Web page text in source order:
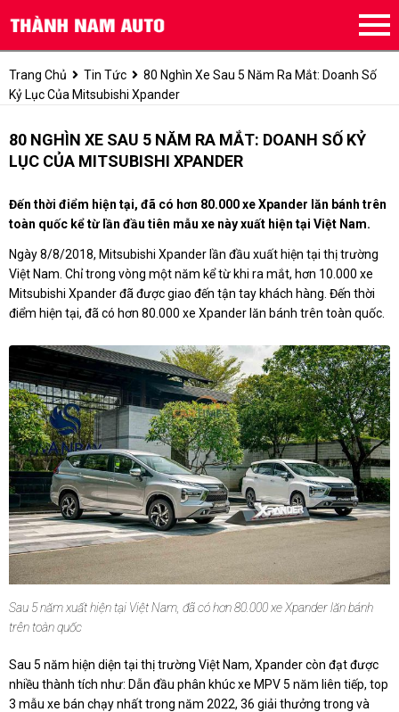
Trang Chủ Tin Tức
80 Nghìn Xe Sau 5 Năm Ra Mắt: Doanh Số
Kỷ Lục Của Mitsubishi Xpander
80 NGHÌN XE SAU 5 NĂM RA MẮT: DOANH SỐ KỶ
LỤC CỦA MITSUBISHI XPANDER
Đến thời điểm hiện tại, đã có hơn 80.000 xe Xpander lăn bánh trên
toàn quốc kể từ lần đầu tiên mẫu xe này xuất hiện tại Việt Nam.
Ngày 8/8/2018, Mitsubishi Xpander lần đầu xuất hiện tại thị trường
Việt Nam. Chỉ trong vòng một năm kể từ khi ra mắt, hơn 10.000 xe
Mitsubishi Xpander đã được giao đến tận tay khách hàng. Đến thời
điểm hiện tại, đã có hơn 80.000 xe Xpander lăn bánh trên toàn quốc.
Sau 5 năm xuất hiện tại Việt Nam, đã có hơn 80.000 xe Xpander lăn bánh
trên toàn quốc
Sau 5 năm hiện diện tại thị trường Việt Nam, Xpander còn đạt được
nhiều thành tích như: Dẫn đầu phân khúc xe MPV 5 năm liên tiếp, top
3 mẫu xe bán chạy nhất trong năm 2022, 36 giải thưởng trong và